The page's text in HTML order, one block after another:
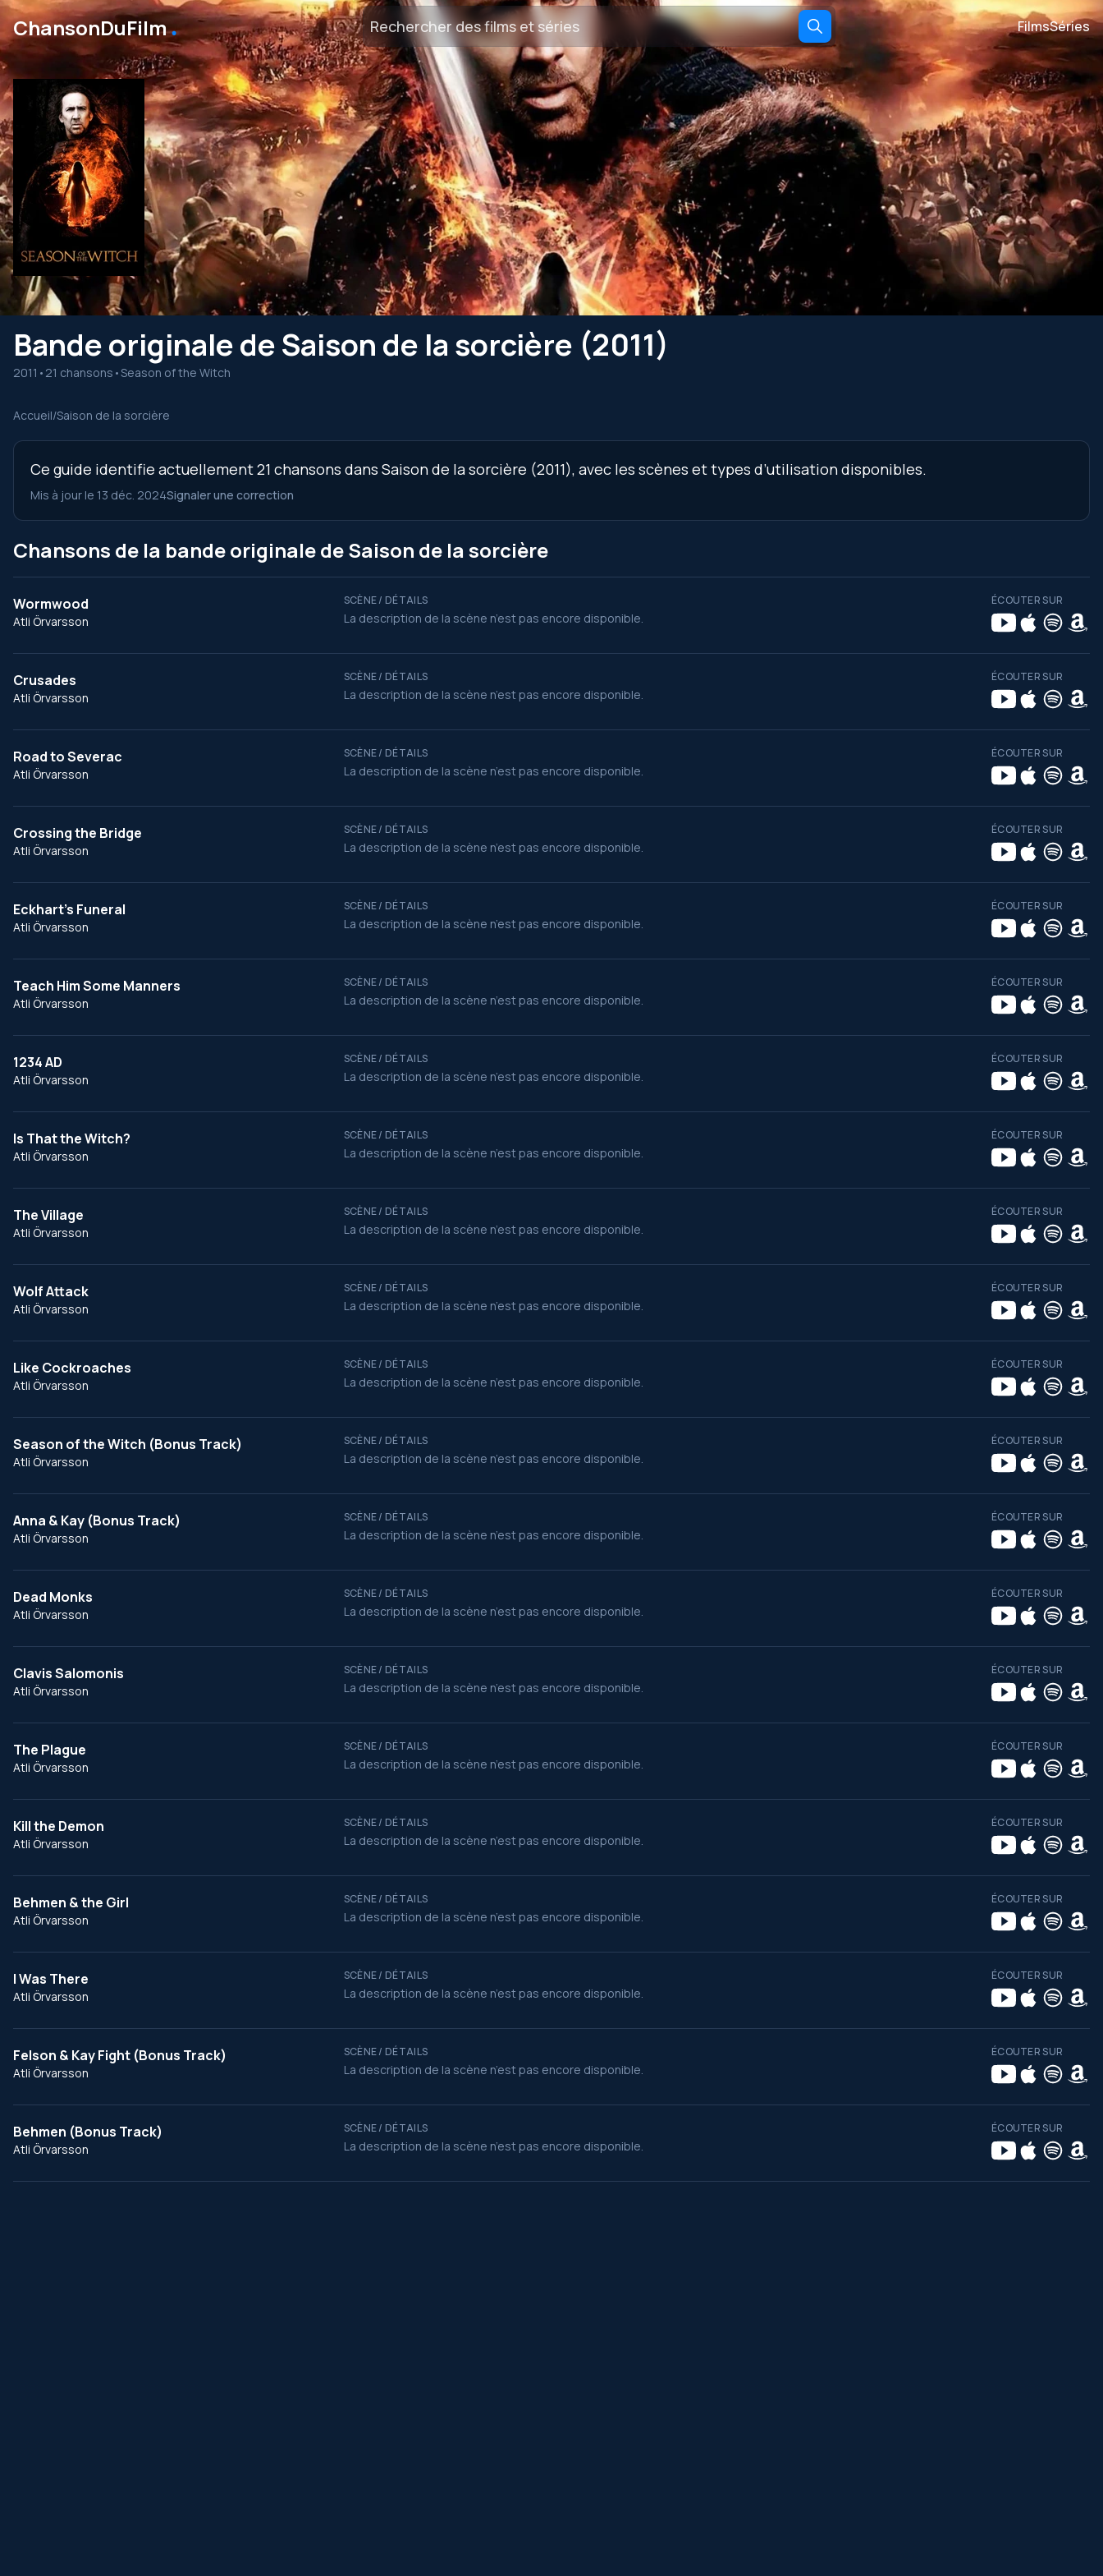
ChansonDuFilm․ FilmsSéries
Bande originale de Saison de la sorcière (2011)
2011 • 21 chansons •Season of the Witch
Accueil/Saison de la sorcière
Ce guide identifie actuellement 21 chansons dans Saison de la sorcière (2011), avec les scènes et types d’utilisation disponibles.
Mis à jour le 13 déc. 2024Signaler une correction
Chansons de la bande originale de Saison de la sorcière
Wormwood
Atli Örvarsson
SCÈNE / DÉTAILS
La description de la scène n’est pas encore disponible.
ÉCOUTER SUR
Crusades
Atli Örvarsson
SCÈNE / DÉTAILS
La description de la scène n’est pas encore disponible.
ÉCOUTER SUR
Road to Severac
Atli Örvarsson
SCÈNE / DÉTAILS
La description de la scène n’est pas encore disponible.
ÉCOUTER SUR
Crossing the Bridge
Atli Örvarsson
SCÈNE / DÉTAILS
La description de la scène n’est pas encore disponible.
ÉCOUTER SUR
Eckhart's Funeral
Atli Örvarsson
SCÈNE / DÉTAILS
La description de la scène n’est pas encore disponible.
ÉCOUTER SUR
Teach Him Some Manners
Atli Örvarsson
SCÈNE / DÉTAILS
La description de la scène n’est pas encore disponible.
ÉCOUTER SUR
1234 AD
Atli Örvarsson
SCÈNE / DÉTAILS
La description de la scène n’est pas encore disponible.
ÉCOUTER SUR
Is That the Witch?
Atli Örvarsson
SCÈNE / DÉTAILS
La description de la scène n’est pas encore disponible.
ÉCOUTER SUR
The Village
Atli Örvarsson
SCÈNE / DÉTAILS
La description de la scène n’est pas encore disponible.
ÉCOUTER SUR
Wolf Attack
Atli Örvarsson
SCÈNE / DÉTAILS
La description de la scène n’est pas encore disponible.
ÉCOUTER SUR
Like Cockroaches
Atli Örvarsson
SCÈNE / DÉTAILS
La description de la scène n’est pas encore disponible.
ÉCOUTER SUR
Season of the Witch (Bonus Track)
Atli Örvarsson
SCÈNE / DÉTAILS
La description de la scène n’est pas encore disponible.
ÉCOUTER SUR
Anna & Kay (Bonus Track)
Atli Örvarsson
SCÈNE / DÉTAILS
La description de la scène n’est pas encore disponible.
ÉCOUTER SUR
Dead Monks
Atli Örvarsson
SCÈNE / DÉTAILS
La description de la scène n’est pas encore disponible.
ÉCOUTER SUR
Clavis Salomonis
Atli Örvarsson
SCÈNE / DÉTAILS
La description de la scène n’est pas encore disponible.
ÉCOUTER SUR
The Plague
Atli Örvarsson
SCÈNE / DÉTAILS
La description de la scène n’est pas encore disponible.
ÉCOUTER SUR
Kill the Demon
Atli Örvarsson
SCÈNE / DÉTAILS
La description de la scène n’est pas encore disponible.
ÉCOUTER SUR
Behmen & the Girl
Atli Örvarsson
SCÈNE / DÉTAILS
La description de la scène n’est pas encore disponible.
ÉCOUTER SUR
I Was There
Atli Örvarsson
SCÈNE / DÉTAILS
La description de la scène n’est pas encore disponible.
ÉCOUTER SUR
Felson & Kay Fight (Bonus Track)
Atli Örvarsson
SCÈNE / DÉTAILS
La description de la scène n’est pas encore disponible.
ÉCOUTER SUR
Behmen (Bonus Track)
Atli Örvarsson
SCÈNE / DÉTAILS
La description de la scène n’est pas encore disponible.
ÉCOUTER SUR